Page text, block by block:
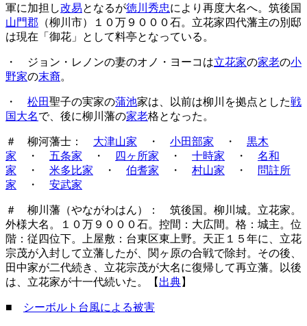
軍に加担し改易となるが徳川秀忠により再度大名へ。筑後国
山門郡 （柳川市）１０万９０００石。立花家四代藩主の別邸
は現在「御花」として料亭となっている。
・ ジョン・レノンの妻のオノ・ヨーコは立花家の家老の小
野家の末裔。
・ 松田聖子の実家の蒲池家は、以前は柳川を拠点とした戦
国大名で、後に柳川藩の家老格となった。
＃ 柳河藩士： 大津山家 ・ 小田部家 ・ 黒木
家 ・ 五条家 ・ 四ヶ所家 ・ 十時家 ・ 名和
家 ・ 米多比家 ・ 伯耆家 ・ 村山家 ・
問註所
家 ・ 安武家
＃ 柳川藩（やながわはん）： 筑後国。柳川城。立花家。
外様大名。１０万９０００石。控間：大広間。格：城主。位
階：従四位下。上屋敷：台東区東上野。天正１５年に、立花
宗茂が入封して立藩したが、関ヶ原の合戦で除封。その後、
田中家が二代続き、立花宗茂が大名に復帰して再立藩。以後
は、立花家が十一代続いた。【 出典】
■ シーボルト台風による被害